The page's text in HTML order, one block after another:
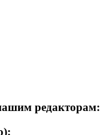
редакторам: